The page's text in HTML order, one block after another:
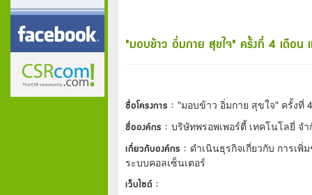
"มอบข้าว อิ่มกาย สุขใจ" ครั้งที่ 4 เดือน
ชื่อโครงการ : "มอบข้าว อิ่มกาย สุขใจ" ครั้งที่
ชื่อองค์กร : บริษัทพรอพเพอร์ตี้ เทคโนโลยี่ จำ
เกี่ยวกับองค์กร : ดำเนินธุรกิจเกี่ยวกับ การเ
ระบบคอลเซ็นเตอร์
เว็บไซต์ :